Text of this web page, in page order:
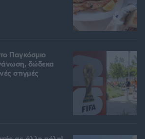
Παγκόσμιο
δώδεκα
στιγμές